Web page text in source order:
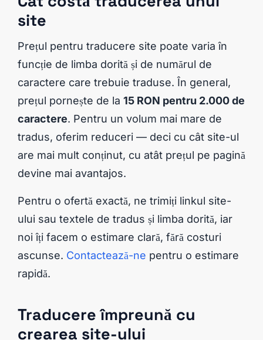
site
Prețul pentru traducere site poate varia în
funcție de limba dorită și de numărul de
caractere care trebuie traduse. În general,
prețul pornește de la 15 RON pentru 2.000 de
caractere. Pentru un volum mai mare de
tradus, oferim reduceri — deci cu cât site-ul
are mai mult conținut, cu atât prețul pe pagină
devine mai avantajos.
Pentru o ofertă exactă, ne trimiți linkul site-
ului sau textele de tradus și limba dorită, iar
noi îți facem o estimare clară, fără costuri
ascunse. Contactează-ne pentru o estimare
rapidă.
Traducere împreună cu
crearea site-ului